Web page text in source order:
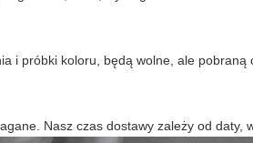
i próbki koloru, będą wolne, ale pobraną
Nasz czas dostawy zależy od daty,